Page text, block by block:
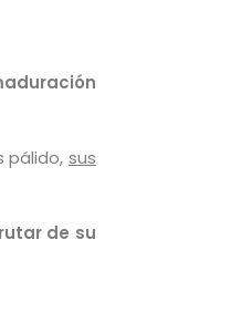
pálido,sus
de su